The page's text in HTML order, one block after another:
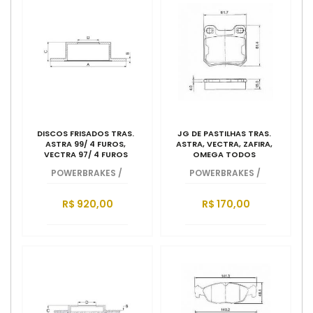
DISCOS FRISADOS TRAS.
ASTRA 99/ 4 FUROS,
VECTRA 97/ 4 FUROS
POWERBRAKES /
R$ 920,00
JG DE PASTILHAS TRAS.
ASTRA, VECTRA, ZAFIRA,
OMEGA TODOS
POWERBRAKES /
R$ 170,00